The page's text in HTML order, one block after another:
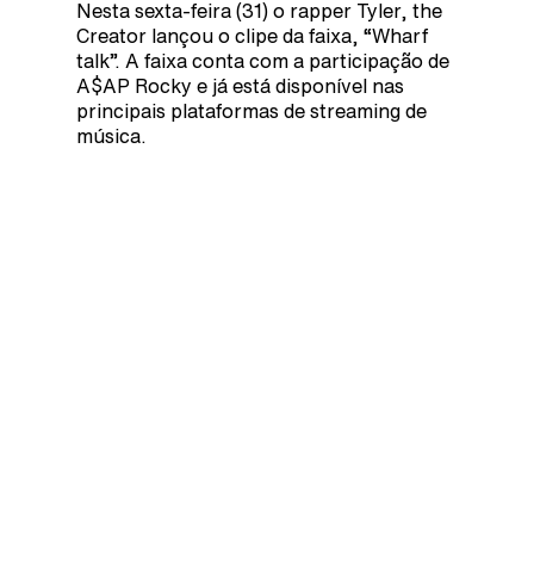
Nesta sexta-feira (31) o rapper Tyler, the
Creator lançou o clipe da faixa, “Wharf
talk”. A faixa conta com a participação de
A$AP Rocky e já está disponível nas
principais plataformas de streaming de
música.